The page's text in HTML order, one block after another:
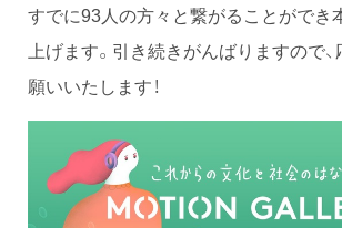
すでに93人の方々と繋がることができ
上げます。引き続きがんばりますので
願いいたします！